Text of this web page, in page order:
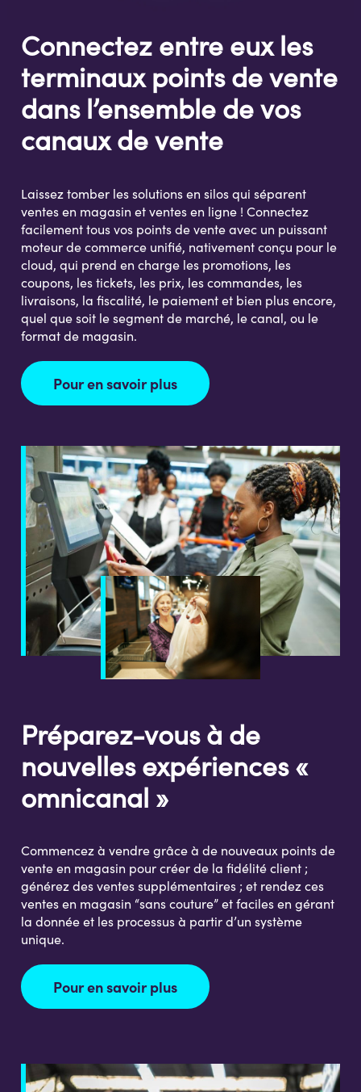
Connectez entre eux les
terminaux points de vente
dans l’ensemble de vos
canaux de vente
Laissez tomber les solutions en silos qui séparent
ventes en magasin et ventes en ligne ! Connectez
facilement tous vos points de vente avec un puissant
moteur de commerce unifié, nativement conçu pour le
cloud, qui prend en charge les promotions, les
coupons, les tickets, les prix, les commandes, les
livraisons, la fiscalité, le paiement et bien plus encore,
quel que soit le segment de marché, le canal, ou le
format de magasin.
Pour en savoir plus
Préparez-vous à de
nouvelles expériences «
omnicanal »
Commencez à vendre grâce à de nouveaux points de
vente en magasin pour créer de la fidélité client ;
générez des ventes supplémentaires ; et rendez ces
ventes en magasin “sans couture” et faciles en gérant
la donnée et les processus à partir d’un système
unique.
Pour en savoir plus